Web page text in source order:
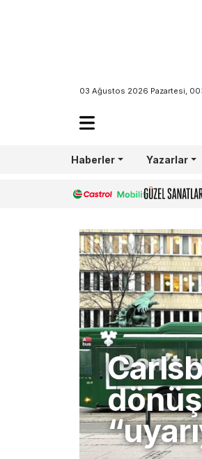
03 Ağustos 2026 Pazartesi,
Haberler Yazarlar
Castrol Güzel